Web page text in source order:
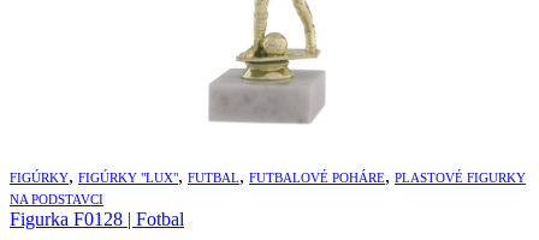
FIGÚRKY, FIGÚRKY "LUX", FUTBAL, FUTBALOVÉ POHÁRE, PLASTOVÉ FIGURKY
NA PODSTAVCI
Figurka F0128 | Fotbal